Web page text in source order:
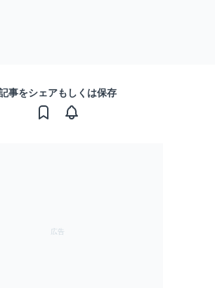
事をシェアもしくは保存